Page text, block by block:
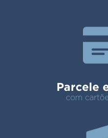
Parcele
com